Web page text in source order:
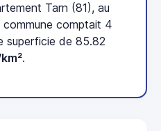
Tarn (81), au
commune comptait 4
superficie de 85.82
.